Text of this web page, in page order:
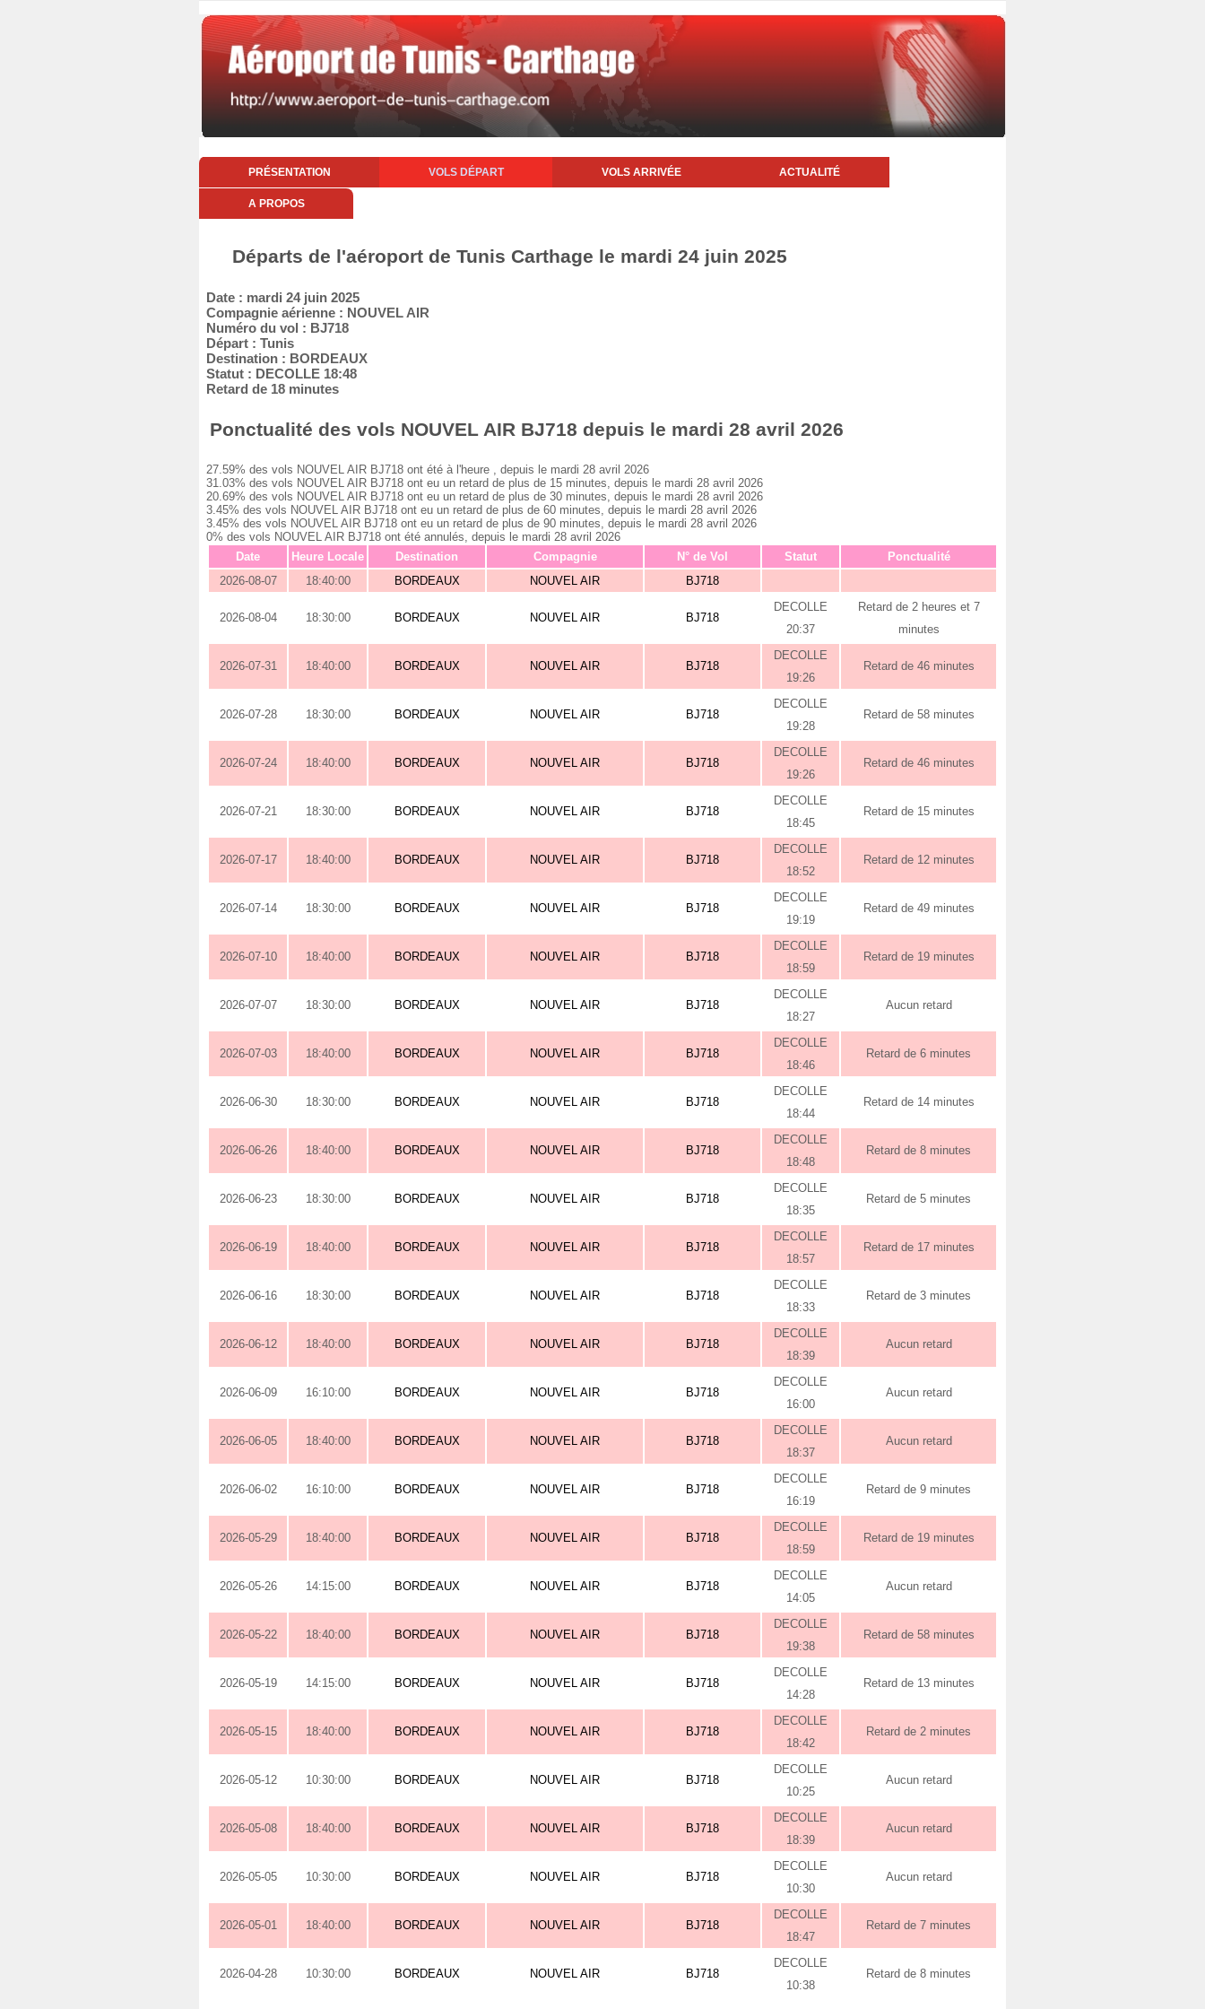
PRÉSENTATION VOLS DÉPART VOLS ARRIVÉE ACTUALITÉ
A PROPOS
Départs de l'aéroport de Tunis Carthage le mardi 24 juin 2025
Date : mardi 24 juin 2025
Compagnie aérienne : NOUVEL AIR
Numéro du vol : BJ718
Départ : Tunis
Destination : BORDEAUX
Statut : DECOLLE 18:48
Retard de 18 minutes
Ponctualité des vols NOUVEL AIR BJ718 depuis le mardi 28 avril 2026
27.59% des vols NOUVEL AIR BJ718 ont été à l'heure , depuis le mardi 28 avril 2026
31.03% des vols NOUVEL AIR BJ718 ont eu un retard de plus de 15 minutes, depuis le mardi 28 avril 2026
20.69% des vols NOUVEL AIR BJ718 ont eu un retard de plus de 30 minutes, depuis le mardi 28 avril 2026
3.45% des vols NOUVEL AIR BJ718 ont eu un retard de plus de 60 minutes, depuis le mardi 28 avril 2026
3.45% des vols NOUVEL AIR BJ718 ont eu un retard de plus de 90 minutes, depuis le mardi 28 avril 2026
0% des vols NOUVEL AIR BJ718 ont été annulés, depuis le mardi 28 avril 2026
Date
Heure Locale Destination Compagnie N° de Vol Statut
Ponctualité
2026-08-07
18:40:00 BORDEAUX NOUVEL AIR BJ718
2026-08-04 18:30:00 BORDEAUX NOUVEL AIR BJ718
DECOLLE
20:37
Retard de 2 heures et 7
minutes
2026-07-31 18:40:00 BORDEAUX NOUVEL AIR BJ718
DECOLLE
19:26
Retard de 46 minutes
2026-07-28 18:30:00 BORDEAUX NOUVEL AIR BJ718
DECOLLE
19:28
Retard de 58 minutes
2026-07-24 18:40:00 BORDEAUX NOUVEL AIR BJ718
DECOLLE
19:26
Retard de 46 minutes
2026-07-21 18:30:00 BORDEAUX NOUVEL AIR BJ718
DECOLLE
18:45
Retard de 15 minutes
2026-07-17 18:40:00 BORDEAUX NOUVEL AIR BJ718
DECOLLE
18:52
Retard de 12 minutes
2026-07-14 18:30:00 BORDEAUX NOUVEL AIR BJ718
DECOLLE
19:19
Retard de 49 minutes
2026-07-10 18:40:00 BORDEAUX NOUVEL AIR BJ718
DECOLLE
18:59
Retard de 19 minutes
2026-07-07 18:30:00 BORDEAUX NOUVEL AIR BJ718
DECOLLE
18:27
Aucun retard
2026-07-03 18:40:00 BORDEAUX NOUVEL AIR BJ718
DECOLLE
18:46
Retard de 6 minutes
2026-06-30 18:30:00 BORDEAUX NOUVEL AIR BJ718
DECOLLE
18:44
Retard de 14 minutes
2026-06-26 18:40:00 BORDEAUX NOUVEL AIR BJ718
DECOLLE
18:48
Retard de 8 minutes
2026-06-23 18:30:00 BORDEAUX NOUVEL AIR BJ718
DECOLLE
18:35
Retard de 5 minutes
2026-06-19 18:40:00 BORDEAUX NOUVEL AIR BJ718
DECOLLE
18:57
Retard de 17 minutes
2026-06-16 18:30:00 BORDEAUX NOUVEL AIR BJ718
DECOLLE
18:33
Retard de 3 minutes
2026-06-12 18:40:00 BORDEAUX NOUVEL AIR BJ718
DECOLLE
18:39
Aucun retard
2026-06-09 16:10:00 BORDEAUX NOUVEL AIR BJ718
DECOLLE
16:00
Aucun retard
2026-06-05 18:40:00 BORDEAUX NOUVEL AIR BJ718
DECOLLE
18:37
Aucun retard
2026-06-02 16:10:00 BORDEAUX NOUVEL AIR BJ718
DECOLLE
16:19
Retard de 9 minutes
2026-05-29 18:40:00 BORDEAUX NOUVEL AIR BJ718
DECOLLE
18:59
Retard de 19 minutes
2026-05-26 14:15:00 BORDEAUX NOUVEL AIR BJ718
DECOLLE
14:05
Aucun retard
2026-05-22 18:40:00 BORDEAUX NOUVEL AIR BJ718
DECOLLE
19:38
Retard de 58 minutes
2026-05-19 14:15:00 BORDEAUX NOUVEL AIR BJ718
DECOLLE
14:28
Retard de 13 minutes
2026-05-15 18:40:00 BORDEAUX NOUVEL AIR BJ718
DECOLLE
18:42
Retard de 2 minutes
2026-05-12 10:30:00 BORDEAUX NOUVEL AIR BJ718
DECOLLE
10:25
Aucun retard
2026-05-08 18:40:00 BORDEAUX NOUVEL AIR BJ718
DECOLLE
18:39
Aucun retard
2026-05-05 10:30:00 BORDEAUX NOUVEL AIR BJ718
DECOLLE
10:30
Aucun retard
2026-05-01 18:40:00 BORDEAUX NOUVEL AIR BJ718
DECOLLE
18:47
Retard de 7 minutes
2026-04-28 10:30:00 BORDEAUX NOUVEL AIR BJ718
DECOLLE
10:38
Retard de 8 minutes